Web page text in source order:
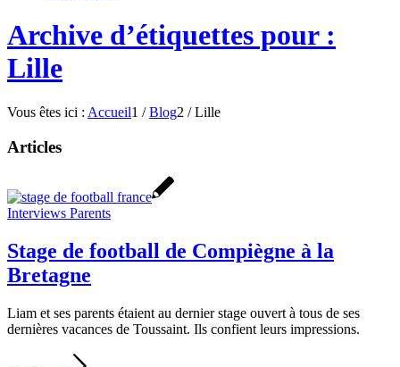
Archive d’étiquettes pour :
Lille
Vous êtes ici : Accueil1 / Blog2 / Lille
Articles
Interviews Parents
Stage de football de Compiègne à la
Bretagne
Liam et ses parents étaient au dernier stage ouvert à tous de ses
dernières vacances de Toussaint. Ils confient leurs impressions.